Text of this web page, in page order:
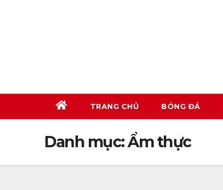
TRANG CHỦ BÓNG ĐÁ
Danh mục:Ẩm thực